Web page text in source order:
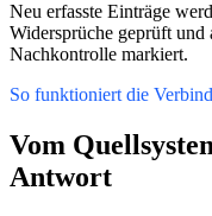
Neu erfasste Einträge
Widersprüche geprüft
Nachkontrolle markiert.
So funktioniert die
Vom
Antwort